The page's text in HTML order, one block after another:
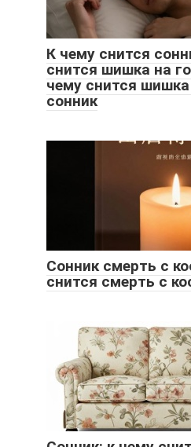
К чему снится
снится шишка на
чему снится
сонник
Сонник смерть с
снится смерть с